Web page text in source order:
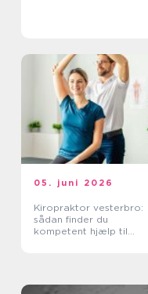
05. juni 2026
Kiropraktor vesterbro:
sådan finder du
kompetent hjælp til